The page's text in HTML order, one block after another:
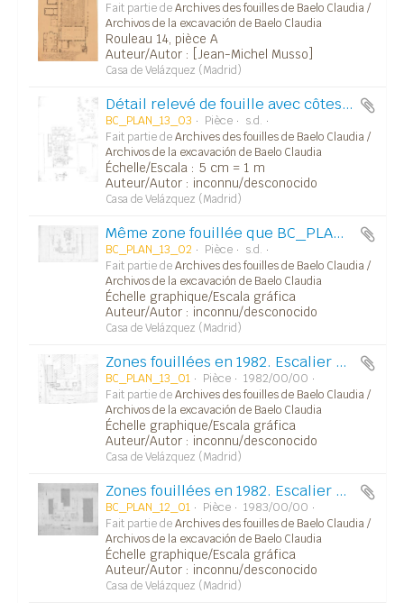
Fait partie deArchives des fouilles de Baelo Claudia /
Archivos de la excavación de Baelo Claudia
Rouleau 14, pièce A
Auteur/Autor : [Jean-Michel Musso]
Casa de Velázquez (Madrid)
Détail relevé de fouille avec côtes et détails matériaux de construction.
BC_PLAN_13_03 Pièce
s.d.
Fait partie deArchives des fouilles de Baelo Claudia /
Archivos de la excavación de Baelo Claudia
Échelle/Escala : 5 cm = 1 m
Auteur/Autor : inconnu/desconocido
Casa de Velázquez (Madrid)
Même zone fouillée que BC_PLAN_12_01 et BC_PLAN_13_02. Avec points topo.
BC_PLAN_13_02 Pièce
s.d.
Fait partie deArchives des fouilles de Baelo Claudia /
Archivos de la excavación de Baelo Claudia
Échelle graphique/Escala gráfica
Auteur/Autor : inconnu/desconocido
Casa de Velázquez (Madrid)
Zones fouillées en 1982. Escalier monumental (Mlle Lancha).
BC_PLAN_13_01 Pièce
1982/00/00
Fait partie deArchives des fouilles de Baelo Claudia /
Archivos de la excavación de Baelo Claudia
Échelle graphique/Escala gráfica
Auteur/Autor : inconnu/desconocido
Casa de Velázquez (Madrid)
Zones fouillées en 1982. Escalier monumental (Mlle Lancha).
BC_PLAN_12_01 Pièce
1983/00/00
Fait partie deArchives des fouilles de Baelo Claudia /
Archivos de la excavación de Baelo Claudia
Échelle graphique/Escala gráfica
Auteur/Autor : inconnu/desconocido
Casa de Velázquez (Madrid)